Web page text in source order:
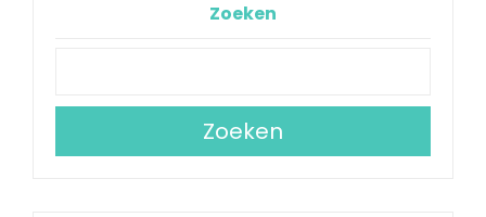
Zoeken
Zoeken